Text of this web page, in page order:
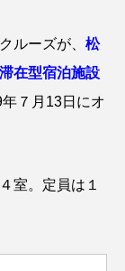
ルーズが、 松
滞在型宿泊施設
年７月13日にオ
室。定員は１